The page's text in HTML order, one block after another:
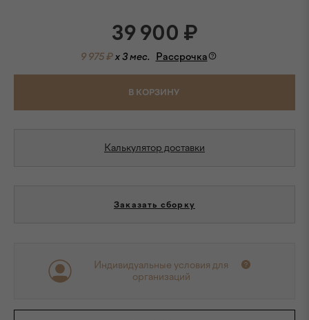
39 900 ₽
9 975 ₽ x 3 мес. Рассрочка
В КОРЗИНУ
Калькулятор доставки
Заказать сборку
Индивидуальные условия для
организаций